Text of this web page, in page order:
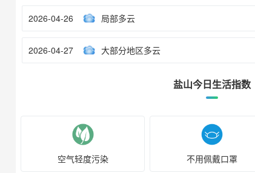
2026-04-26 局部多云
2026-04-27 大部分地区多云
盐山今日生活指数
空气轻度污染 不用佩戴口罩